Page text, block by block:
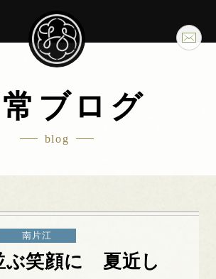
常ブログ
blog
南片江
笑顔に 夏近し